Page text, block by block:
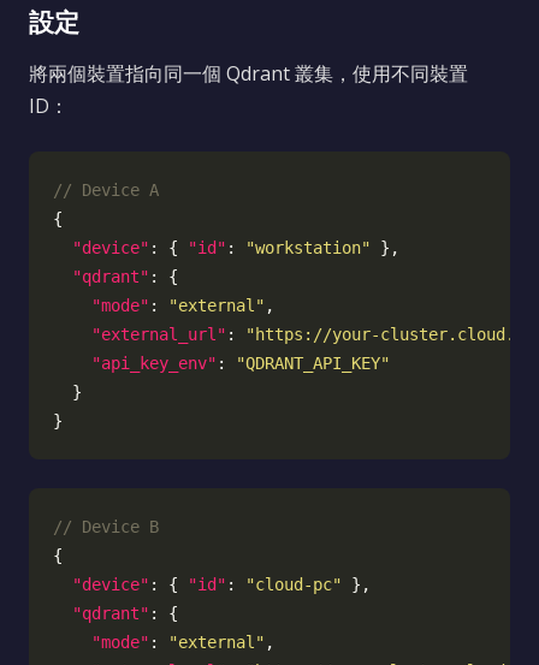
設定
將兩個裝置指向同一個 Qdrant 叢集，使用不同裝置
ID：
"device" : { "id" : "workstation"
"qdrant"
"mode" : "external"
"external_url" :
"https://your-
"api_key_env" :
"QDRANT_API_KEY"
"device" : { "id" : "cloud-pc"
"qdrant"
"mode" : "external"